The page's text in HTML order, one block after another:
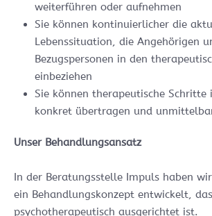
weiterführen oder aufnehmen
Sie können kontinuierlicher die
Lebenssituation, die Angehörigen
Bezugspersonen in den
einbeziehen
Sie können therapeutische Schritte
konkret übertragen und
Unser Behandlungsansatz
In der Beratungsstelle Impuls haben
ein Behandlungskonzept entwickelt,
psychotherapeutisch ausgerichtet ist.